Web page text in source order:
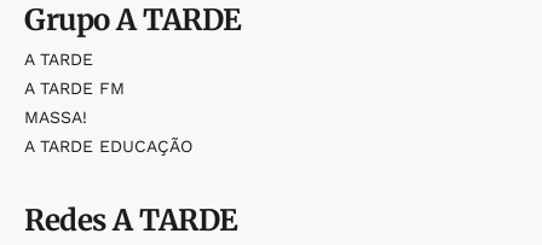
GrupoA TARDE
A TARDE
A TARDE FM
MASSA!
A TARDE EDUCAÇÃO
RedesA TARDE